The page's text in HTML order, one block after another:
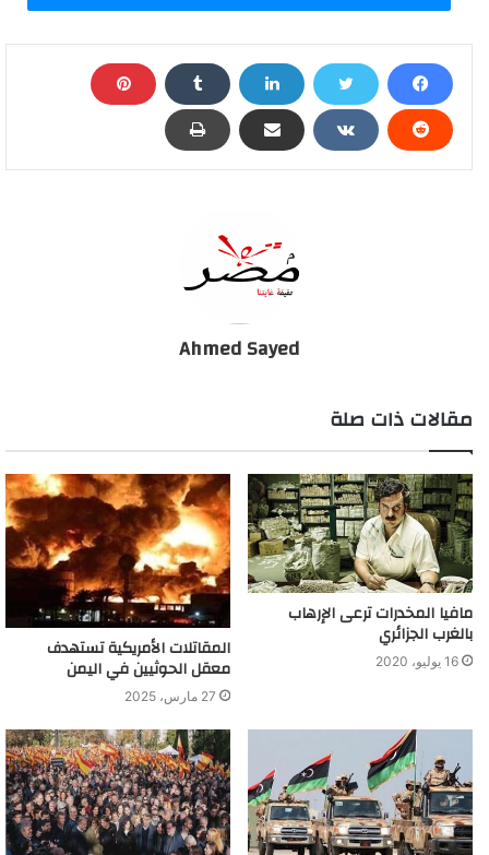
وقال الإمام الطيب في كلمته: “أؤكد أن الالتزام بالتعاليم الصحية
والتنظيمية التي تصدرها الجهات الرسمية المختصة، والتي من بينها
الاعتناء بالنظافة الشخصية، والتقيد بعادة التباعُدِ الاجتماعي، والالتزام
بالبقاء في البيوت، وتعليق صلوات الجمعة والجماعات قليلة كانت أو
كثيرة، مع الالتزام بأداء الصلاة في أوقاتها في المنازل دون تجمع، كل
ويوم الأحد، أجرى الشيخ محمد بن زايد آل نهيان، مباحثات هاتفية مع
وقال الشيخ محمد بن زايد، في تغريدة على موقع تويتر” بحثت هاتفياً
الإنسانية”على أرض الواقع، وتطورات انتشار فيروس كورونا وأهمية
التضامن العالمي في مكافحته”.
وأضاف “نُقدّر دعوة البابا للوحدة العالمية، والتآزر خلال هذه
الظروف.ستبقى دولة الإمارات جسر الخير والسلام والعون لشعوب
العالم”.
ولي عهد أبوظبي يثمن رسالة الأزهر حول جهود احتواء
كورونا
Ahmed Sayed
مقالات ذات صلة
مافيا المخدرات ترعى الإرهاب
بالغرب الجزائري
16 يوليو، 2020 المقاتلات الأمريكية تستهدف
معقل الحوثيين في اليمن
27 مارس، 2025